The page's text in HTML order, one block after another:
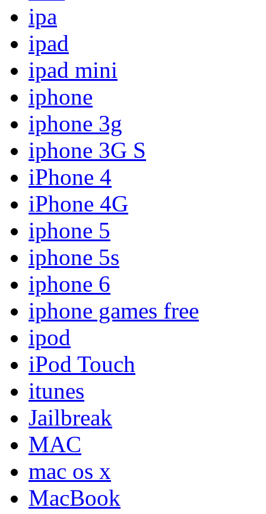
ipa
ipad
ipad mini
iphone
iphone 3g
iphone 3G S
iPhone 4
iPhone 4G
iphone 5
iphone 5s
iphone 6
iphone games free
ipod
iPod Touch
itunes
Jailbreak
MAC
mac os x
MacBook